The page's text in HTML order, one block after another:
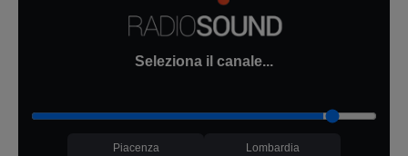
Seleziona il canale...
Piacenza Lombardia